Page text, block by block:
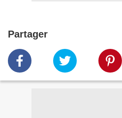
Partager